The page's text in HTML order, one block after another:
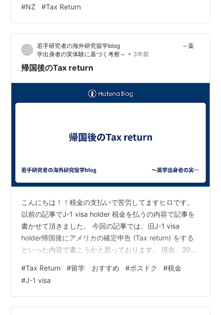
で、リターンがありそうだ。申請期限が来月7日なので見
直しをするためまだ終わらせていないが、嬉しいこと
に、400ドルほど戻ってきそうだ。 ところがところが、
奥美の方は2000ドル以上払わなければならなくなりそう
だ。と言うのも奥美の仕事と言うのは税が天引きされて
いない仕事なので、今までもらった給料の中…
#NZ #Tax Return
若手研究者の海外研究留学blog ～薬
学出身者の実体験に基づく考察～ • 3年前
帰国後のTax return
こんにちは！！税金の支払いで苦労してますヒロです。
以前の記事でJ-1 visa holder 税金を払うの内容で記事を
書かせて頂きました。 今回の記事では、旧J-1 visa
holder帰国後にアメリカの確定申告 (Tax return) をする
といった内容で書こうかと思っております。 現在、2023
リーに対しての確定申告になります。アメリカで税金を
会社や大学を介して納めていた人はtax returnの時にはテ
ンション上がって、気分がよかったのではないでしょう
か？ なぜなら、大学などでを介して支払いをしていた人
#Tax Return #留学 おすすめ #ポスドク #税金
#J-1 visa